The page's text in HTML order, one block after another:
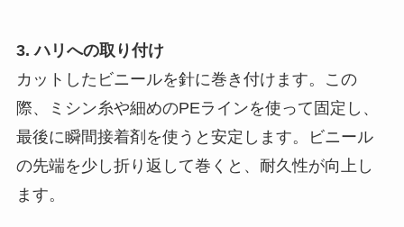
3. ハリへの取り付け
カットしたビニールを針に巻き付けます。この
際、ミシン糸や細めのPEラインを使って固定し、
最後に瞬間接着剤を使うと安定します。ビニール
の先端を少し折り返して巻くと、耐久性が向上し
ます。